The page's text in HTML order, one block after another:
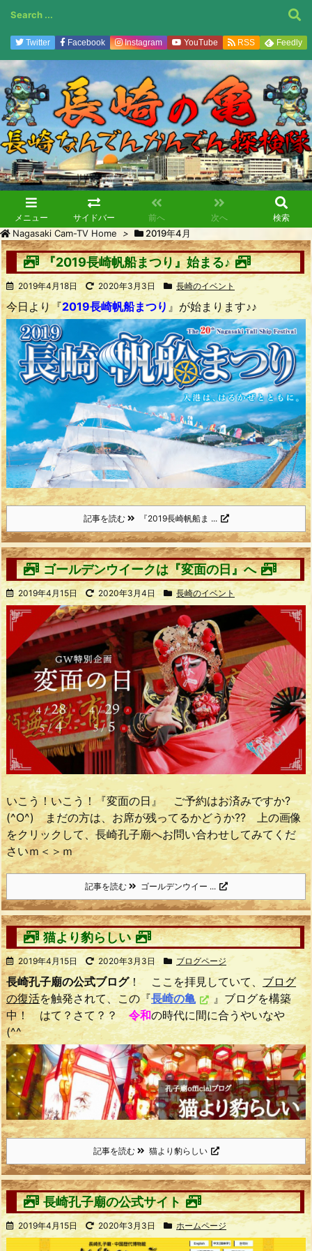
メニュー サイドバー 前へ 次へ 検索
Twitter Facebook Instagram YouTube RSS Feedly
Nagasaki Cam-TV Home > 2019年4月
『2019長崎帆船まつり』始まる♪
2019年4月18日 2020年3月3日 長崎のイベント
今日より『2019長崎帆船まつり 』が始まります♪♪
記事を読む 『2019長崎帆船ま ...
ゴールデンウイークは『変面の日』へ
2019年4月15日 2020年3月4日 長崎のイベント
いこう！いこう！『変面の日』 ご予約はお済みですか?
(^O^) まだの方は、お席が残ってるかどうか?? 上の画像
をクリックして、長崎孔子廟へお問い合わせしてみてくだ
さいｍ＜＞ｍ
記事を読む ゴールデンウイー ...
猫より豹らしい
2019年4月15日 2020年3月3日 ブログページ
長崎孔子廟の公式ブログ！ ここを拝見していて、 ブログ
の復活を触発されて、この『長崎の亀
』ブログを構築
中！ はて？さて？？令和の時代に間に合うやいなや
(^^ゞ
記事を読む 猫より豹らしい
長崎孔子廟の公式サイト
2019年4月15日 2020年3月3日 ホームページ